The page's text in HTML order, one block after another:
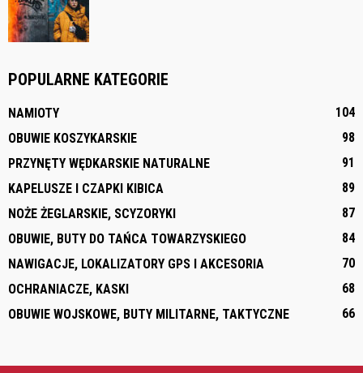
POPULARNE KATEGORIE
NAMIOTY
104
OBUWIE KOSZYKARSKIE
98
PRZYNĘTY WĘDKARSKIE NATURALNE
91
KAPELUSZE I CZAPKI KIBICA
89
NOŻE ŻEGLARSKIE, SCYZORYKI
87
OBUWIE, BUTY DO TAŃCA TOWARZYSKIEGO
84
NAWIGACJE, LOKALIZATORY GPS I AKCESORIA
70
OCHRANIACZE, KASKI
68
OBUWIE WOJSKOWE, BUTY MILITARNE, TAKTYCZNE
66